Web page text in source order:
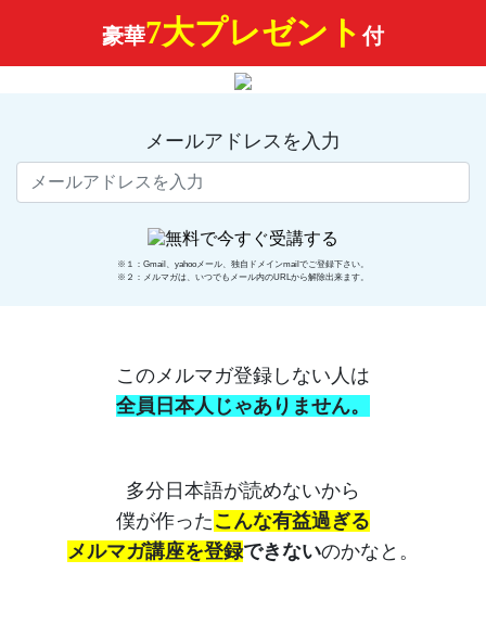
豪華7大プレゼント付
メールアドレスを入力
※１：Gmail、yahooメール、独自ドメインmailでご登録下さい。
※２：メルマガは、いつでもメール内のURLから解除出来ます。
このメルマガ登録しない人は
全員日本人じゃありません。
多分日本語が読めないから
僕が作った こんな有益過ぎる
メルマガ講座を登録できないのかなと。